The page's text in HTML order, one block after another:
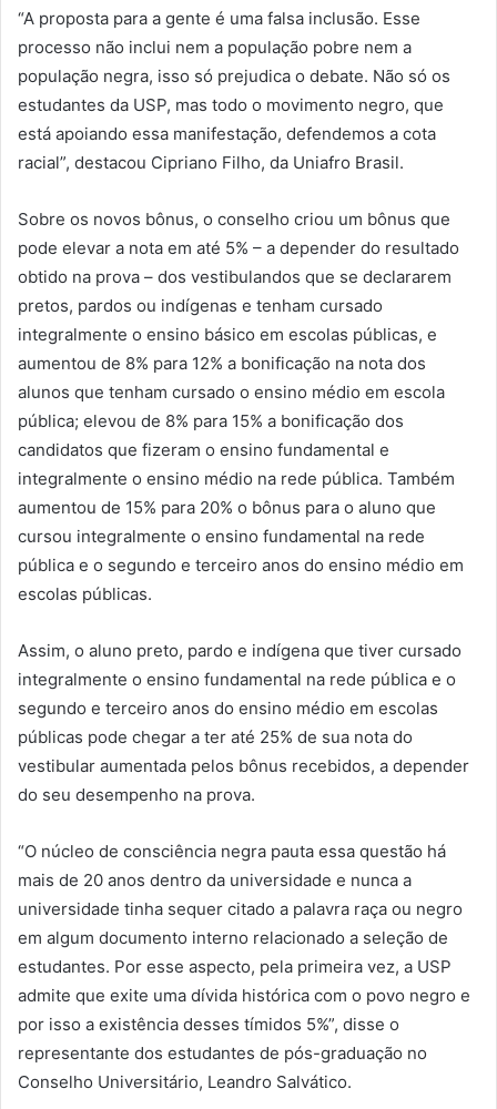
“A proposta para a gente é uma falsa inclusão. Esse
processo não inclui nem a população pobre nem a
população negra, isso só prejudica o debate. Não só os
estudantes da USP, mas todo o movimento negro, que
está apoiando essa manifestação, defendemos a cota
racial”, destacou Cipriano Filho, da Uniafro Brasil.
Sobre os novos bônus, o conselho criou um bônus que
pode elevar a nota em até 5% – a depender do resultado
obtido na prova – dos vestibulandos que se declararem
pretos, pardos ou indígenas e tenham cursado
integralmente o ensino básico em escolas públicas, e
aumentou de 8% para 12% a bonificação na nota dos
alunos que tenham cursado o ensino médio em escola
pública; elevou de 8% para 15% a bonificação dos
candidatos que fizeram o ensino fundamental e
integralmente o ensino médio na rede pública. Também
aumentou de 15% para 20% o bônus para o aluno que
cursou integralmente o ensino fundamental na rede
pública e o segundo e terceiro anos do ensino médio em
escolas públicas.
Assim, o aluno preto, pardo e indígena que tiver cursado
integralmente o ensino fundamental na rede pública e o
segundo e terceiro anos do ensino médio em escolas
públicas pode chegar a ter até 25% de sua nota do
vestibular aumentada pelos bônus recebidos, a depender
do seu desempenho na prova.
“O núcleo de consciência negra pauta essa questão há
mais de 20 anos dentro da universidade e nunca a
universidade tinha sequer citado a palavra raça ou negro
em algum documento interno relacionado a seleção de
estudantes. Por esse aspecto, pela primeira vez, a USP
admite que exite uma dívida histórica com o povo negro e
por isso a existência desses tímidos 5%”, disse o
representante dos estudantes de pós-graduação no
Conselho Universitário, Leandro Salvático.